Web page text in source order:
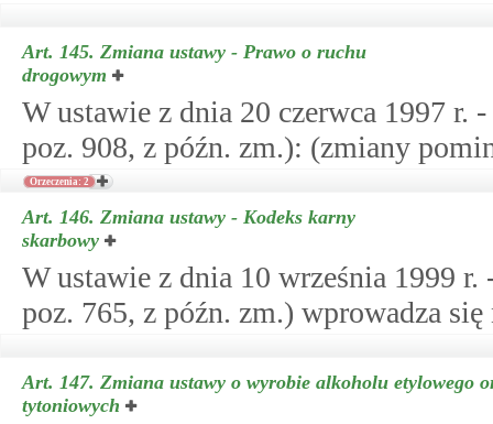
Art. 145. Zmiana ustawy - Prawo o ruchu
drogowym
W ustawie z dnia 20 czerwca 1997 r.
poz. 908, z późn. zm.): (zmiany
Orzeczenia: 2
Art. 146. Zmiana ustawy - Kodeks karny
skarbowy
W ustawie z dnia 10 września 1999
poz. 765, z późn. zm.) wprowadza
Art. 147. Zmiana ustawy o wyrobie alkoholu etylowego
tytoniowych